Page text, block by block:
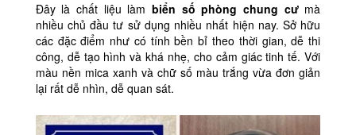
Đây là chất liệu làm biển số phòng chung cư mà
nhiều chủ đầu tư sử dụng nhiều nhất hiện nay. Sở hữu
các đặc điểm như có tính bền bỉ theo thời gian, dễ thi
công, dễ tạo hình và khá nhẹ, cho cảm giác tinh tế. Với
màu nền mica xanh và chữ số màu trắng vừa đơn giản
lại rất dễ nhìn, dễ quan sát.